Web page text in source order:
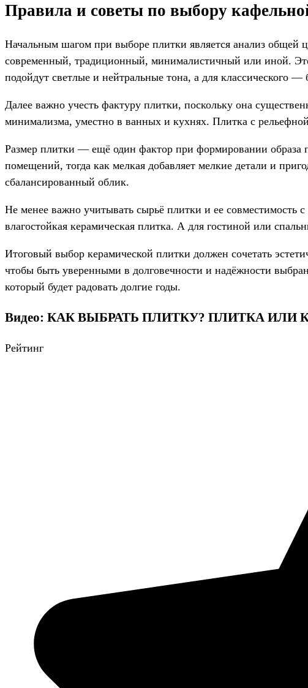
Правила и советы по выбору
Начальным шагом при выборе плитки является анализ общей
современный, традиционный, минималистичный или иной.
подойдут светлые и нейтральные тона, а для классического
Далее важно учесть фактуру плитки, поскольку она
минимализма, уместно в ванных и кухнях. Плитка с
Размер плитки — ещё один фактор при формировании образа
помещений, тогда как мелкая добавляет мелкие детали и
сбалансированный облик.
Не менее важно учитывать сырьё плитки и ее
влагостойкая керамическая плитка. А для гостиной или
Итоговый выбор керамической плитки должен сочетать
чтобы быть уверенными в долговечности и надёжности
который будет радовать долгие годы.
Видео: КАК ВЫБРАТЬ ПЛИТКУ? ПЛИТКА ИЛИ
Рейтинг